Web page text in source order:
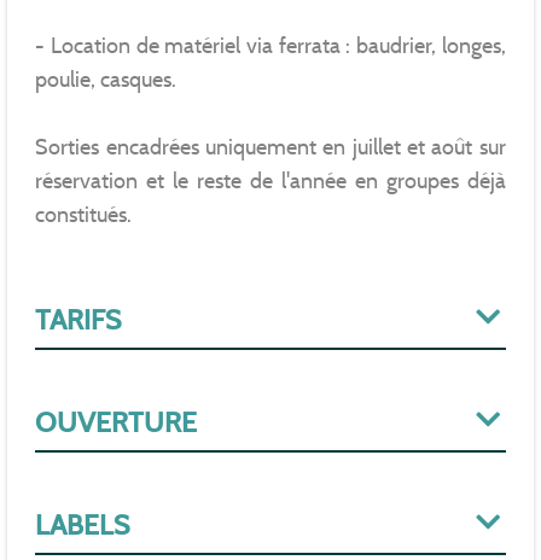
- Location de matériel via ferrata : baudrier, longes,
poulie, casques.
Sorties encadrées uniquement en juillet et août sur
réservation et le reste de l'année en groupes déjà
constitués.
TARIFS
OUVERTURE
LABELS